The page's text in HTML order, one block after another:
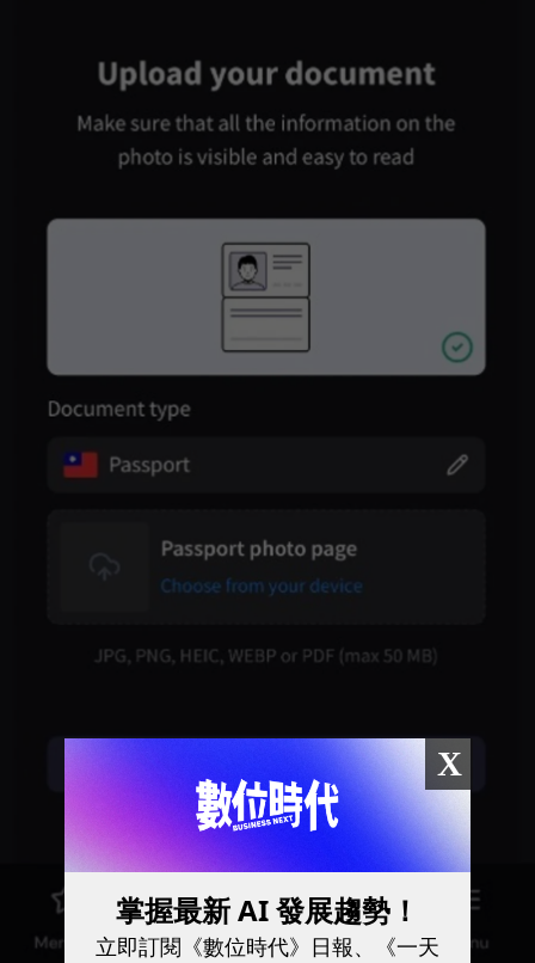
X
掌握最新 AI 發展趨勢！
立即訂閱《數位時代》日報、《一天